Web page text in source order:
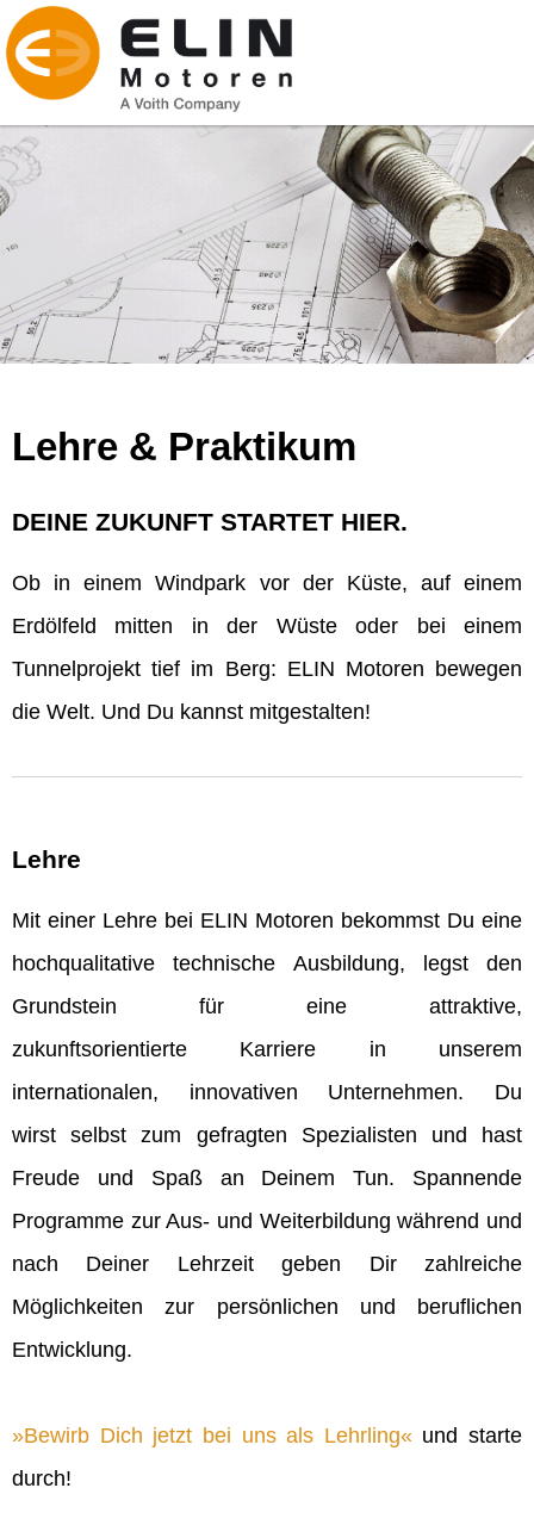
Lehre & Praktikum
DEINE ZUKUNFT STARTET HIER.
Ob in einem Windpark vor der Küste, auf einem
Erdölfeld mitten in der Wüste oder bei einem
Tunnelprojekt tief im Berg: ELIN Motoren bewegen
die Welt. Und Du kannst mitgestalten!
Lehre
Mit einer Lehre bei ELIN Motoren bekommst Du eine
hochqualitative technische Ausbildung, legst den
Grundstein für eine attraktive,
zukunftsorientierte Karriere in unserem
internationalen, innovativen Unternehmen. Du
wirst selbst zum gefragten Spezialisten und hast
Freude und Spaß an Deinem Tun. Spannende
Programme zur Aus- und Weiterbildung während und
nach Deiner Lehrzeit geben Dir zahlreiche
Möglichkeiten zur persönlichen und beruflichen
Entwicklung.
Bewirb Dich jetzt bei uns als Lehrling und starte
durch!